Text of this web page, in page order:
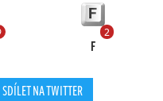
2
F
SDÍLET NA TWITTER